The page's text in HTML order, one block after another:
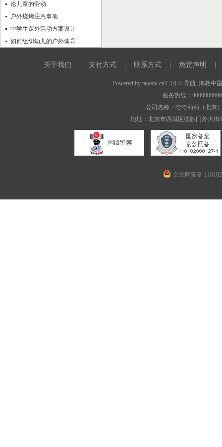
论儿童的劳动
户外烧烤注意事项
中学生课外活动方案设计
如何组织幼儿的户外体育...
关于我们 支付方式 联系方式 免责声明
Powered by taoedu.cn1.3.0© 导航_淘教中国
服务热线：
公司名称：哈哈莉莉（北
地址：北京市西城区德胜门外大街
京公网安备